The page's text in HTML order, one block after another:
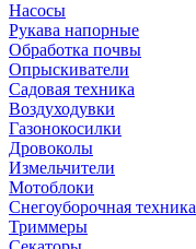
Насосы
Рукава напорные
Обработка почвы
Опрыскиватели
Садовая техника
Воздуходувки
Газонокосилки
Дровоколы
Измельчители
Мотоблоки
Снегоуборочная техника
Триммеры